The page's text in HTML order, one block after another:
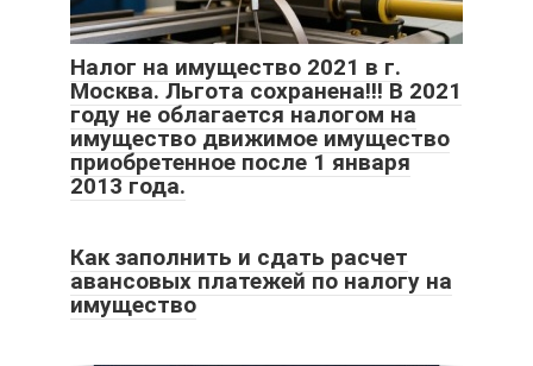
Налог на имущество 2021 в г.
Москва. Льгота сохранена!!! В 2021
году не облагается налогом на
имущество движимое имущество
приобретенное после 1 января
2013 года.
Как заполнить и сдать расчет
авансовых платежей по налогу на
имущество